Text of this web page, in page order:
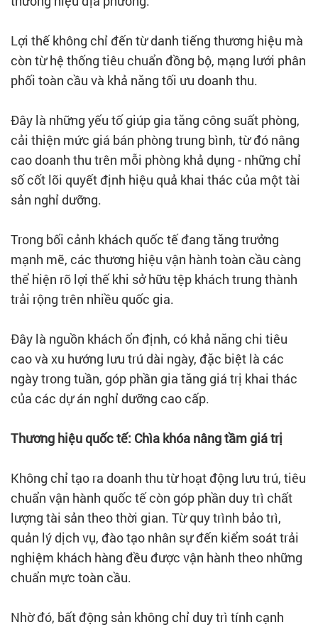
Lợi thế không chỉ đến từ danh tiếng thương hiệu mà
còn từ hệ thống tiêu chuẩn đồng bộ, mạng lưới phân
phối toàn cầu và khả năng tối ưu doanh thu.
Đây là những yếu tố giúp gia tăng công suất phòng,
cải thiện mức giá bán phòng trung bình, từ đó nâng
cao doanh thu trên mỗi phòng khả dụng - những chỉ
số cốt lõi quyết định hiệu quả khai thác của một tài
sản nghỉ dưỡng.
Trong bối cảnh khách quốc tế đang tăng trưởng
mạnh mẽ, các thương hiệu vận hành toàn cầu càng
thể hiện rõ lợi thế khi sở hữu tệp khách trung thành
trải rộng trên nhiều quốc gia.
Đây là nguồn khách ổn định, có khả năng chi tiêu
cao và xu hướng lưu trú dài ngày, đặc biệt là các
ngày trong tuần, góp phần gia tăng giá trị khai thác
của các dự án nghỉ dưỡng cao cấp.
Thương hiệu quốc tế: Chìa khóa nâng tầm giá trị
Không chỉ tạo ra doanh thu từ hoạt động lưu trú, tiêu
chuẩn vận hành quốc tế còn góp phần duy trì chất
lượng tài sản theo thời gian. Từ quy trình bảo trì,
quản lý dịch vụ, đào tạo nhân sự đến kiểm soát trải
nghiệm khách hàng đều được vận hành theo những
chuẩn mực toàn cầu.
Nhờ đó, bất động sản không chỉ duy trì tính cạnh